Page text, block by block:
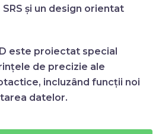
și un design orientat
este proiectat special
de precizie ale
incluzând funcții noi
datelor.